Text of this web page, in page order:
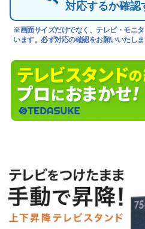
対応するか確認
※画面サイズだけでなく、テレビ・モニ
います。必ず対応の確認をお願いいたしま